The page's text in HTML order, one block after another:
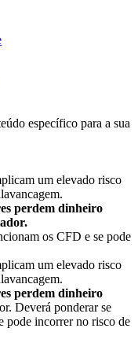
específico para a sua
um elevado risco
perdem dinheiro
os CFD e se pode
um elevado risco
perdem dinheiro
Deverá ponderar se
pode incorrer no risco de